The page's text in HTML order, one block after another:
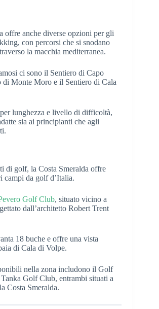
offre anche diverse opzioni per gli
con percorsi che si snodano
la macchia mediterranea.
ci sono il Sentiero di Capo
di Monte Moro e il Sentiero di Cala
lunghezza e livello di difficoltà,
sia ai principianti che agli
di golf, la Costa Smeralda offre
campi da golf d’Italia.
Golf Club, situato vicino a
dall’architetto Robert Trent
18 buche e offre una vista
di Cala di Volpe.
nella zona includono il Golf
Golf Club, entrambi situati a
Costa Smeralda.